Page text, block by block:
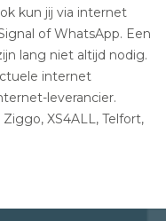
kun jij via internet
of WhatsApp. Een
lang niet altijd nodig.
internet
leverancier.
XS4ALL, Telfort,